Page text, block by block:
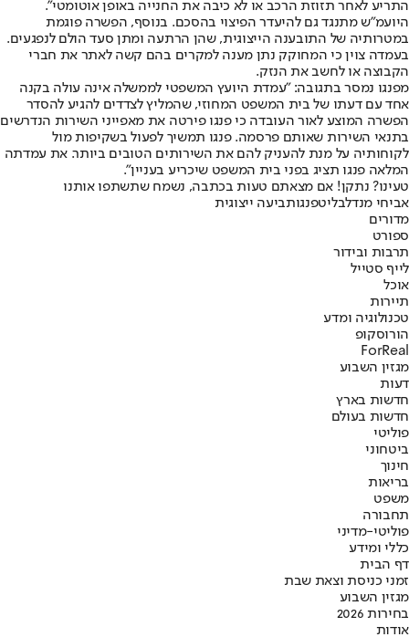
התריע לאחר תזוזת הרכב או לא כיבה את החנייה באופן אוטומטי".
היועמ"ש מתנגד גם להיעדר הפיצוי בהסכם. בנוסף, הפשרה פוגמת
במטרותיה של התובענה הייצוגית, שהן הרתעה ומתן סעד הולם לנפגעים.
בעמדה צוין כי המחוקק נתן מענה למקרים בהם קשה לאתר את חברי
הקבוצה או לחשב את הנזק.
מפנגו נמסר בתגובה: "עמדת היועץ המשפטי לממשלה אינה עולה בקנה
אחד עם דעתו של בית המשפט המחוזי, שהמליץ לצדדים להגיע להסדר
הפשרה המוצע לאור העובדה כי פנגו פירטה את מאפייני השירות הנדרשים
בתנאי השירות שאותם פרסמה. פנגו תמשיך לפעול בשקיפות מול
לקוחותיה על מנת להעניק להם את השירותים הטובים ביותר. את עמדתה
המלאה פנגו תציג בפני בית המשפט שיכריע בעניין".
טעינו? נתקן! אם מצאתם טעות בכתבה, נשמח שתשתפו אותנו
אביחי מנדלבליטפנגותביעה ייצוגית
מדורים
ספורט
תרבות ובידור
לייף סטייל
אוכל
תיירות
טכנולוגיה ומדע
הורוסקופ
ForReal
מגזין השבוע
דעות
חדשות בארץ
חדשות בעולם
פוליטי
ביטחוני
חינוך
בריאות
משפט
תחבורה
פוליטי-מדיני
כללי ומידע
דף הבית
זמני כניסת וצאת שבת
מגזין השבוע
בחירות 2026
אודות